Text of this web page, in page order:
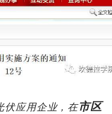
伏应用企业，在市区